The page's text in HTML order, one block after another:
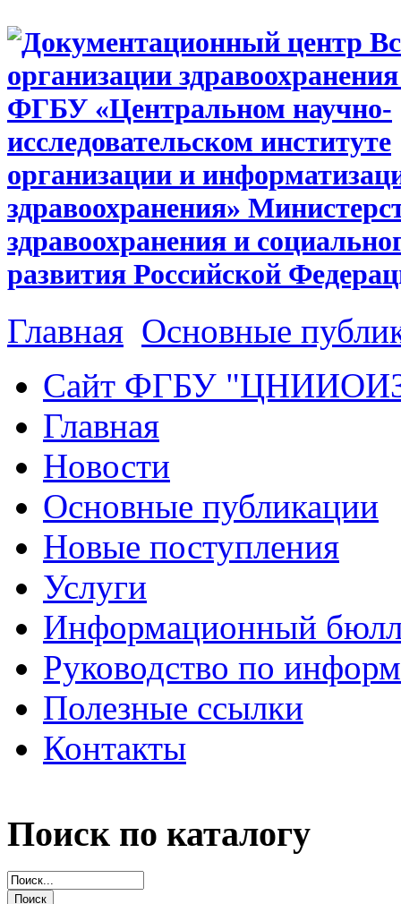
Главная Основные
Сайт ФГБУ
Главная
Новости
Основные публикации
Новые поступления
Услуги
Информационный
Руководство по
Полезные ссылки
Контакты
Поиск по каталогу